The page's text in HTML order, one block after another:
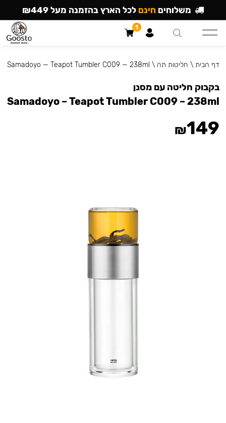
דף הבית \ חליטות תה \
Samadoyo — Teapot Tumbler C009 — 238ml
בקבוק חליטה עם מסנן
Samadoyo – Teapot Tumbler C009 – 238ml
₪149
משלוחים חינם לכל הארץ בהזמנה מעל ₪449
1